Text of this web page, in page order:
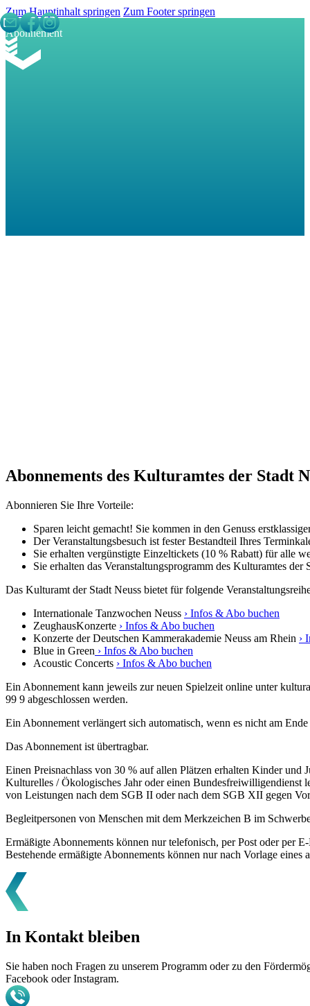
Zum Hauptinhalt springen Zum Footer springen
Abon­nement
Abonnements des Kulturamtes der Stadt
Abonnieren Sie Ihre Vorteile:
Sparen leicht gemacht! Sie kommen in den Genuss
Der Veranstaltungsbesuch ist fester Bestandteil Ihres
Sie erhalten vergünstigte Einzeltickets (10 % Rabatt) für alle
Sie erhalten das Veranstaltungsprogramm des Kulturamtes der
Das Kulturamt der Stadt Neuss bietet für folgende
Internationale Tanzwochen Neuss › Infos & Abo buchen
ZeughausKonzerte › Infos & Abo buchen
Konzerte der Deutschen Kammerakademie Neuss am Rhein ›
Blue in Green › Infos & Abo buchen
Acoustic Concerts › Infos & Abo buchen
Ein Abonnement kann jeweils zur neuen Spielzeit online unter
99 9 abgeschlossen werden.
Ein Abonnement verlängert sich automatisch, wenn es nicht am
Das Abonnement ist übertragbar.
Einen Preisnachlass von 30 % auf allen Plätzen erhalten Kinder und
Kulturelles / Ökologisches Jahr oder einen Bundesfreiwilligendienst
von Leistungen nach dem SGB II oder nach dem SGB XII gegen
Begleitpersonen von Menschen mit dem Merkzeichen B im
Ermäßigte Abonnements können nur telefonisch, per Post oder per
Bestehende ermäßigte Abonnements können nur nach Vorlage
In Kontakt bleiben
Sie haben noch Fragen zu unserem Programm oder zu den
Facebook oder Instagram.